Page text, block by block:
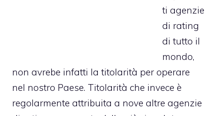
ti agenzie
di rating
di tutto il
mondo,
non avrebe infatti la titolarità per operare
nel nostro Paese. Titolarità che invece è
regolarmente attribuita a nove altre agenzie